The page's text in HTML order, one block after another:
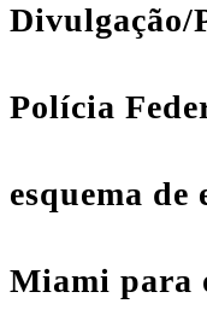
Divulgação/
Polícia
esquema de
Miami para